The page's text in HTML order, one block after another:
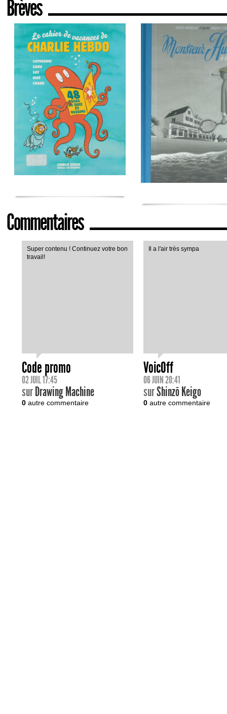
Brèves
Commentaires
Super contenu ! Continuez votre bon
travail!
Code promo
02 JUIL 17:45
sur Drawing Machine
0autre commentaire
Il a l'air très sympa
VoicOff
06 JUIN 20:41
surShinzô Keigo
0autre commentaire